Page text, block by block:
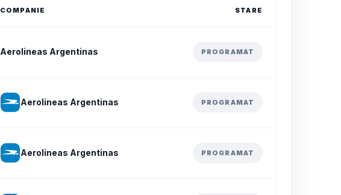
COMPANIE STARE
Aerolineas Argentinas PROGRAMAT
Aerolineas Argentinas PROGRAMAT
Aerolineas Argentinas PROGRAMAT